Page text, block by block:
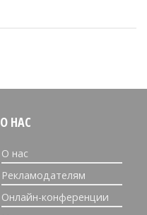
О НАС
О нас
Рекламодателям
Онлайн-конференции